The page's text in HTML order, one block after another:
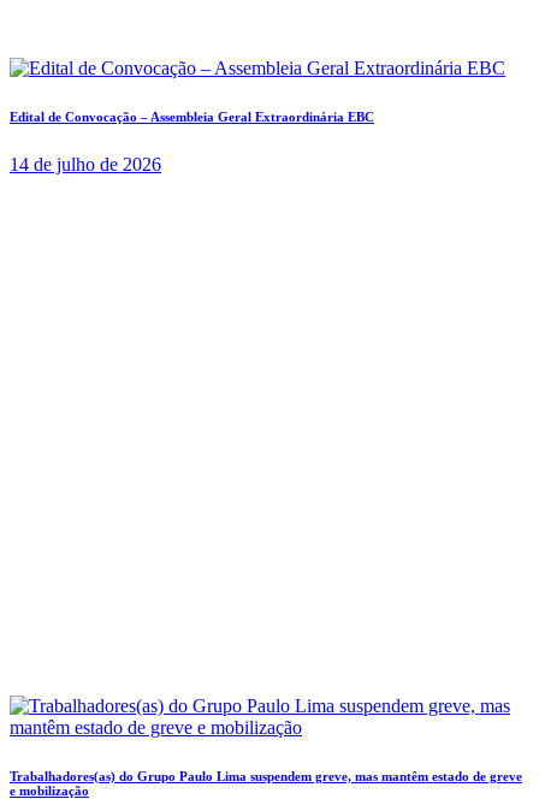
Edital de Convocação – Assembleia Geral Extraordinária EBC
14 de julho de 2026
Trabalhadores(as) do Grupo Paulo Lima suspendem greve, mas mantêm estado de greve
e mobilização